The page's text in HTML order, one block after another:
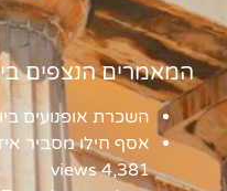
המאמרים הנצפים
השכרת אופנועים
אסף חילו מסביר
4,381 views